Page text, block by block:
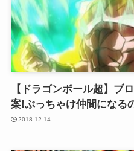
【ドラゴンボール超】ブ
案!ぶっちゃけ仲間になる
2018.12.14